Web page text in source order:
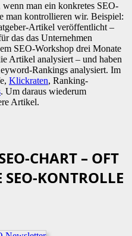
man ein konkretes SEO-
man kontrollieren wir. Beispiel:
Artikel veröffentlicht –
das das Unternehmen
SEO-Workshop drei Monate
Artikel analysiert – und haben
Rankings analysiert. Im
Klickraten, Ranking-
. Um daraus wiederum
Artikel.
CHART – OFT
KONTROLLE